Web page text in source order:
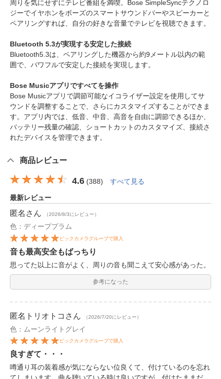
周りを気にせずにテレビ番組を満喫。Bose SimpleSyncテクノロ
ジーでイヤホンをボーズのスマートサウンドバーやスピーカーと
ペアリングすれば、自分の好きな音量でテレビを視聴できます。
Bluetooth 5.3が実現する安定した接続
Bluetooth5.3は、ペアリングした機器から約9メートル以内の範
囲で、パワフルで安定した接続を実現します。
Bose Musicアプリですべてを操作
Bose Musicアプリで調節可能なイコライザー設定を使用してサ
ウンドを調整することで、さらにカスタマイズすることができま
す。アプリ内では、低音、中音、高音を自由に調節できるほか、
バッテリー残量の確認、ショートカットのカスタマイズ、接続さ
れたデバイスを管理できます。
商品レビュー
4.6 (388) すべて見る
最新レビュー
匿名 さん （2026/8/3にレビュー）
色：ディーププラム
ビックカメラグループで購入
音も最高安全もばっちり
思ってた以上に音がよく、周りの音も聞こえて安心感があった。
参考になった
匿名トリオトコ さん （2026/7/20にレビュー）
色：ムーンライトグレイ
ビックカメラグループで購入
良すぎて・・・
噂通り耳の装着感が気にならない位良くて、付けているのを忘れ